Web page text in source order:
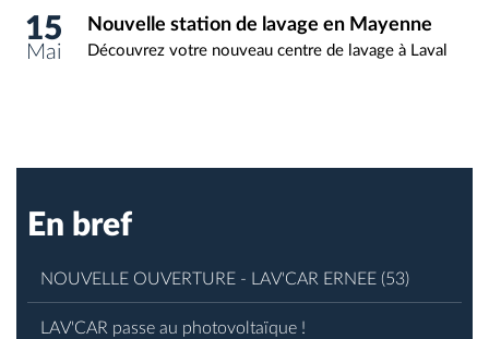
15
Mai
Nouvelle station de lavage en Mayenne
Découvrez votre nouveau centre de lavage à Laval
En bref
NOUVELLE OUVERTURE - LAV'CAR ERNEE (53)
LAV'CAR passe au photovoltaïque !